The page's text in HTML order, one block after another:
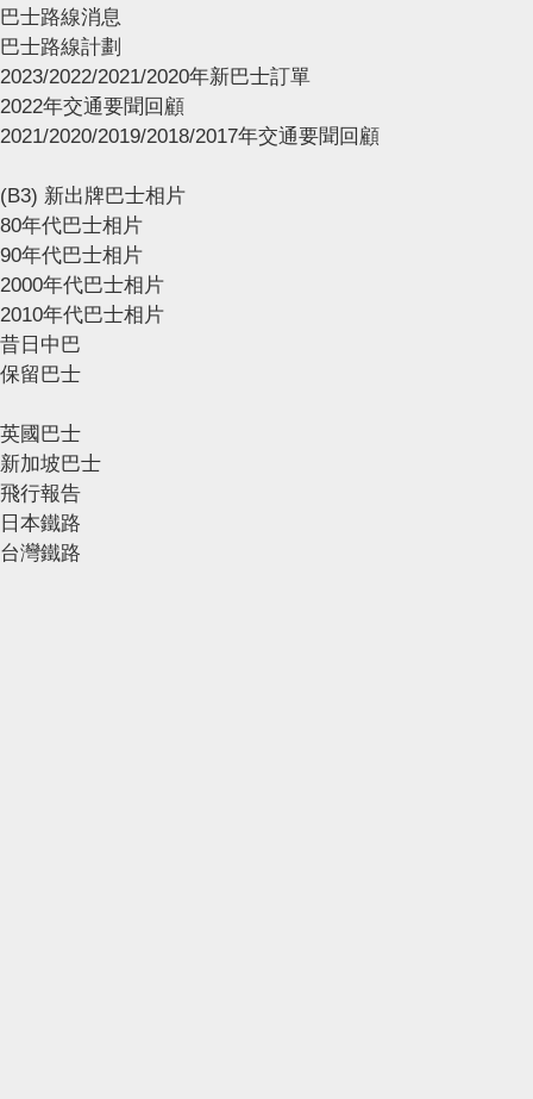
巴士路線消息
巴士路線計劃
2023/2022/2021/2020年新巴士訂單
2022年交通要聞回顧
2021/2020/2019/2018/2017年交通要聞回顧
(B3) 新出牌巴士相片
80年代巴士相片
90年代巴士相片
2000年代巴士相片
2010年代巴士相片
昔日中巴
保留巴士
英國巴士
新加坡巴士
飛行報告
日本鐵路
台灣鐵路